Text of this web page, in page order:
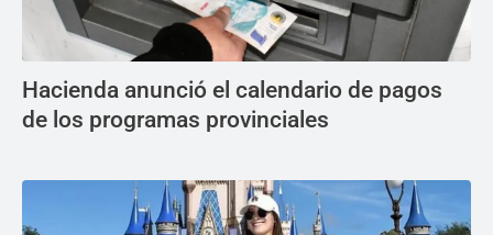
Hacienda anunció el calendario de pagos
de los programas provinciales